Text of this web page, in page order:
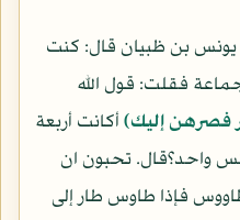
يونس بن ظبيان قال: كنت
فقلت: قول الله
فصرهن إليك) أكانت أربعة
واحد؟قال. تحبون ان
طاووس فإذا طاوس طار إلى